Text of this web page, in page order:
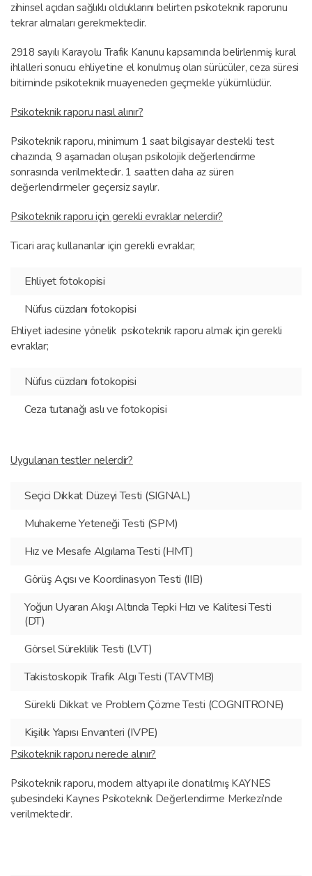
zihinsel açıdan sağlıklı olduklarını belirten psikoteknik raporunu
tekrar almaları gerekmektedir.
2918 sayılı Karayolu Trafik Kanunu kapsamında belirlenmiş kural
ihlalleri sonucu ehliyetine el konulmuş olan sürücüler, ceza süresi
bitiminde psikoteknik muayeneden geçmekle yükümlüdür.
Psikoteknik raporu nasıl alınır?
Psikoteknik raporu, minimum 1 saat bilgisayar destekli test
cihazında, 9 aşamadan oluşan psikolojik değerlendirme
sonrasında verilmektedir. 1 saatten daha az süren
değerlendirmeler geçersiz sayılır.
Psikoteknik raporu için gerekli evraklar nelerdir?
Ticari araç kullananlar için gerekli evraklar;
Ehliyet fotokopisi
Nüfus cüzdanı fotokopisi
Ehliyet iadesine yönelik psikoteknik raporu almak için gerekli
evraklar;
Nüfus cüzdanı fotokopisi
Ceza tutanağı aslı ve fotokopisi
Uygulanan testler nelerdir?
Seçici Dikkat Düzeyi Testi (SIGNAL)
Muhakeme Yeteneği Testi (SPM)
Hız ve Mesafe Algılama Testi (HMT)
Görüş Açısı ve Koordinasyon Testi (IIB)
Yoğun Uyaran Akışı Altında Tepki Hızı ve Kalitesi Testi
(DT)
Görsel Süreklilik Testi (LVT)
Takistoskopik Trafik Algı Testi (TAVTMB)
Sürekli Dikkat ve Problem Çözme Testi (COGNITRONE)
Kişilik Yapısı Envanteri (IVPE)
Psikoteknik raporu nerede alınır?
Psikoteknik raporu, modern altyapı ile donatılmış KAYNES
şubesindeki Kaynes Psikoteknik Değerlendirme Merkezi’nde
verilmektedir.